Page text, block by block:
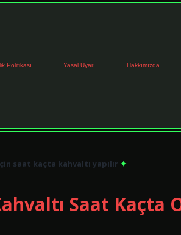
Politikası Yasal Uyarı Hakkımızda
saat kaçta kahvaltı yapılır
Saat Kaçta